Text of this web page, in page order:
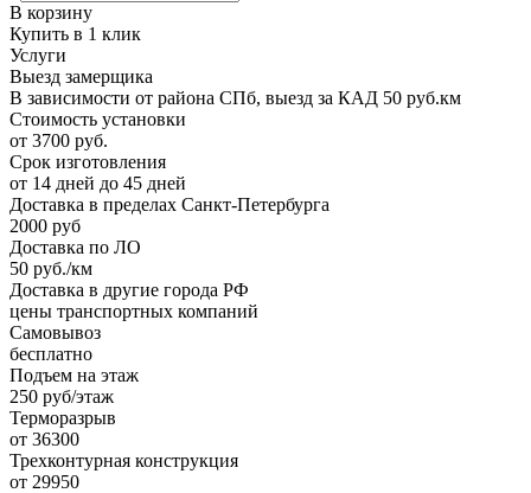
В корзину
Купить в 1 клик
Услуги
Выезд замерщика
В зависимости от района СПб, выезд за КАД 50 руб.км
Стоимость установки
от 3700 руб.
Срок изготовления
от 14 дней до 45 дней
Доставка в пределах Санкт-Петербурга
2000 руб
Доставка по ЛО
50 руб./км
Доставка в другие города РФ
цены транспортных компаний
Самовывоз
бесплатно
Подъем на этаж
250 руб/этаж
Терморазрыв
от 36300
Трехконтурная конструкция
от 29950